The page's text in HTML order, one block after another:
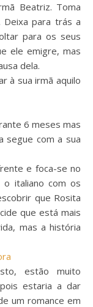
Beatriz. Toma
Deixa para trás a
para os seus
ele emigre, mas
dela.
à sua irmã aquilo
6 meses mas
segue com a sua
e foca-se no
o italiano com os
que Rosita
que está mais
mas a história
estão muito
estaria a dar
um romance em